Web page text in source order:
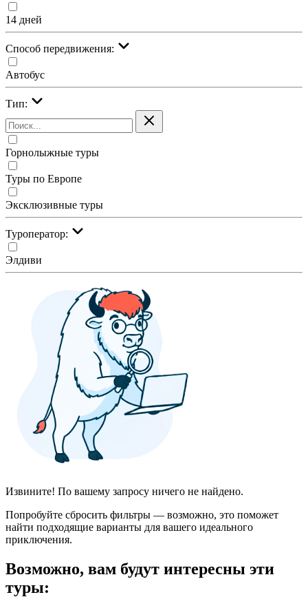
14 дней
Cпособ передвижения:
Автобус
Тип:
Горнолыжные туры
Туры по Европе
Эксклюзивные туры
Туроператор:
Элдиви
Извините! По вашему запросу ничего не найдено.
Попробуйте сбросить фильтры — возможно, это поможет
найти подходящие варианты для вашего идеального
приключения.
Возможно, вам будут интересны эти
туры: